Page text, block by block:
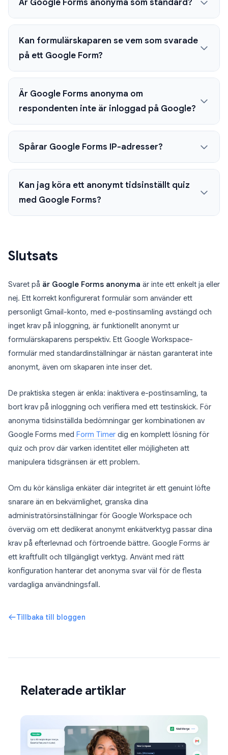
Är Google Forms anonyma som standard?
Kan formulärskaparen se vem som svarade
på ett Google Form?
Är Google Forms anonyma om
respondenten inte är inloggad på Google?
Spårar Google Forms IP-adresser?
Kan jag köra ett anonymt tidsinställt quiz
med Google Forms?
Slutsats
Svaret på är Google Forms anonyma är inte ett enkelt ja eller
nej. Ett korrekt konfigurerat formulär som använder ett
personligt Gmail-konto, med e-postinsamling avstängd och
inget krav på inloggning, är funktionellt anonymt ur
formulärskaparens perspektiv. Ett Google Workspace-
formulär med standardinställningar är nästan garanterat inte
anonymt, även om skaparen inte inser det.
De praktiska stegen är enkla: inaktivera e-postinsamling, ta
bort krav på inloggning och verifiera med ett testinskick. För
anonyma tidsinställda bedömningar ger kombinationen av
Google Forms med Form Timer dig en komplett lösning för
quiz och prov där varken identitet eller möjligheten att
manipulera tidsgränsen är ett problem.
Om du kör känsliga enkäter där integritet är ett genuint löfte
snarare än en bekvämlighet, granska dina
administratörsinställningar för Google Workspace och
överväg om ett dedikerat anonymt enkätverktyg passar dina
krav på efterlevnad och förtroende bättre. Google Forms är
ett kraftfullt och tillgängligt verktyg. Använt med rätt
konfiguration hanterar det anonyma svar väl för de flesta
vardagliga användningsfall.
Tillbaka till bloggen
Relaterade artiklar